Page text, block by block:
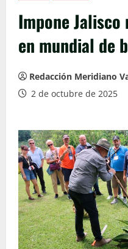
Impone
en mundial de
Redacción Meridiano
2 de octubre de 2025